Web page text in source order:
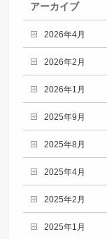
アーカイブ
2026年4月
2026年2月
2026年1月
2025年9月
2025年8月
2025年4月
2025年2月
2025年1月